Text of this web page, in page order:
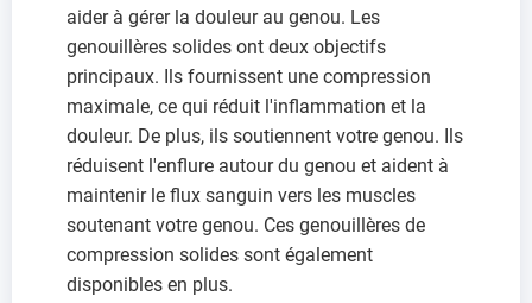
aider à gérer la douleur au genou. Les
genouillères solides ont deux objectifs
principaux. Ils fournissent une compression
maximale, ce qui réduit l'inflammation et la
douleur. De plus, ils soutiennent votre genou. Ils
réduisent l'enflure autour du genou et aident à
maintenir le flux sanguin vers les muscles
soutenant votre genou. Ces genouillères de
compression solides sont également
disponibles en plus.